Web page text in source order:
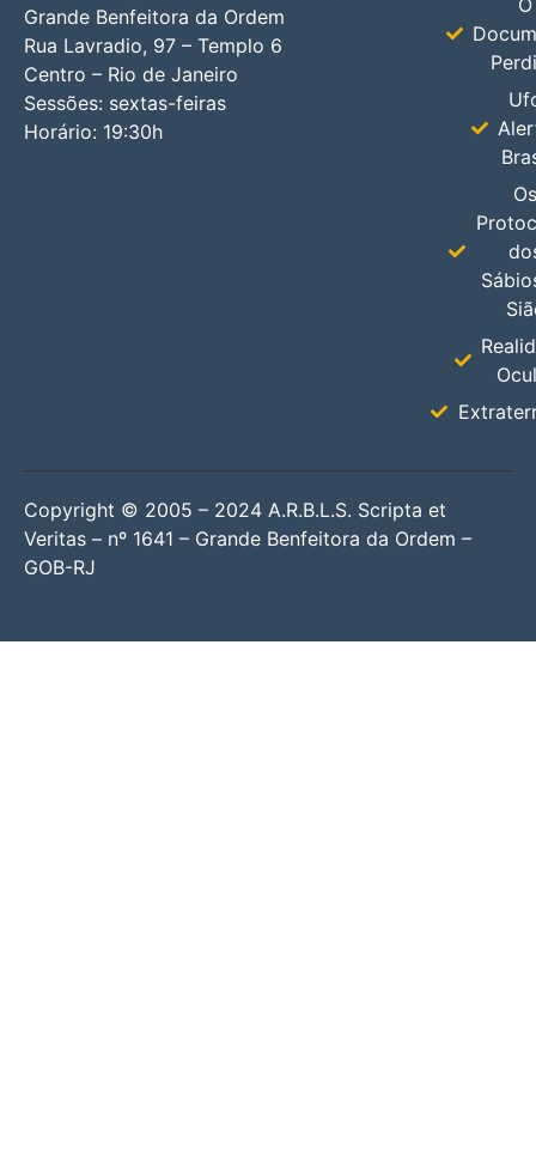
Grande Benfeitora da Ordem
Rua Lavradio, 97 – Templo 6
Centro – Rio de Janeiro
Sessões: sextas-feiras
Horário: 19:30h
Copyright © 2005 – 2024 A.R.B.L.S. Scripta et
Veritas – nº 1641 – Grande Benfeitora da Ordem –
GOB-RJ